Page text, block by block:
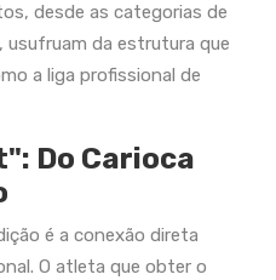
desde as categorias de
da estrutura que
a liga profissional de
Do Carioca
é a conexão direta
O atleta que obter o